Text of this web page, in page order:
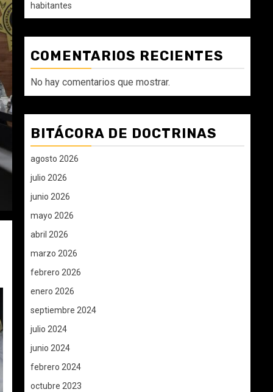
habitantes
COMENTARIOS RECIENTES
No hay comentarios que mostrar.
BITÁCORA DE DOCTRINAS
agosto 2026
julio 2026
junio 2026
mayo 2026
abril 2026
marzo 2026
febrero 2026
enero 2026
septiembre 2024
julio 2024
junio 2024
febrero 2024
octubre 2023